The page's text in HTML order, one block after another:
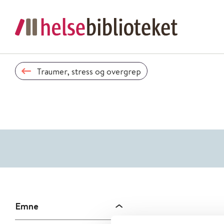
Traumer, stress og overgrep
Emne